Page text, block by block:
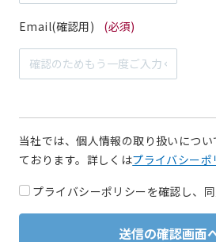
Email(確認用) (必須)
当社では、個人情報の取り扱いにつ
ております。詳しくはプライバシーポ
プライバシーポリシーを確認し、同